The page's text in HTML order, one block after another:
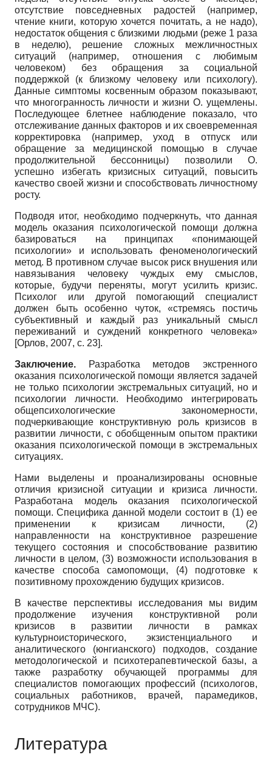
отсутствие повседневных радостей (например,
чтение книги, которую хочется почитать, а не надо),
недостаток общения с близкими людьми (реже 1 раза
в неделю), решение сложных межличностных
ситуаций (например, отношения с любимым
человеком) без обращения за социальной
поддержкой (к близкому человеку или психологу).
Данные симптомы косвенным образом показывают,
что многогранность личности и жизни О. ущемлены.
Последующее 6летнее наблюдение показало, что
отслеживание данных факторов и их своевременная
корректировка (например, уход в отпуск или
обращение за медицинской помощью в случае
продолжительной бессонницы) позволили О.
успешно избегать кризисных ситуаций, повысить
качество своей жизни и способствовать личностному
росту.
Подводя итог, необходимо подчеркнуть, что данная
модель оказания психологической помощи должна
базироваться на принципах «понимающей
психологии» и использовать феноменологический
метод. В противном случае высок риск внушения или
навязывания человеку чуждых ему смыслов,
которые, будучи переняты, могут усилить кризис.
Психолог или другой помогающий специалист
должен быть особенно чуток, «стремясь постичь
субъективный и каждый раз уникальный смысл
переживаний и суждений конкретного человека»
[Орлов, 2007, с. 23].
Заключение. Разработка методов экстренного
оказания психологической помощи является задачей
не только психологии экстремальных ситуаций, но и
психологии личности. Необходимо интегрировать
общепсихологические закономерности,
подчеркивающие конструктивную роль кризисов в
развитии личности, с обобщенным опытом практики
оказания психологической помощи в экстремальных
ситуациях.
Нами выделены и проанализированы основные
отличия кризисной ситуации и кризиса личности.
Разработана модель оказания психологической
помощи. Специфика данной модели состоит в (1) ее
применении к кризисам личности, (2)
направленности на конструктивное разрешение
текущего состояния и способствование развитию
личности в целом, (3) возможности использования в
качестве способа самопомощи, (4) подготовке к
позитивному прохождению будущих кризисов.
В качестве перспективы исследования мы видим
продолжение изучения конструктивной роли
кризисов в развитии личности в рамках
культурноисторического, экзистенциального и
аналитического (юнгианского) подходов, создание
методологической и психотерапевтической базы, а
также разработку обучающей программы для
специалистов помогающих профессий (психологов,
социальных работников, врачей, парамедиков,
сотрудников МЧС).
Литература